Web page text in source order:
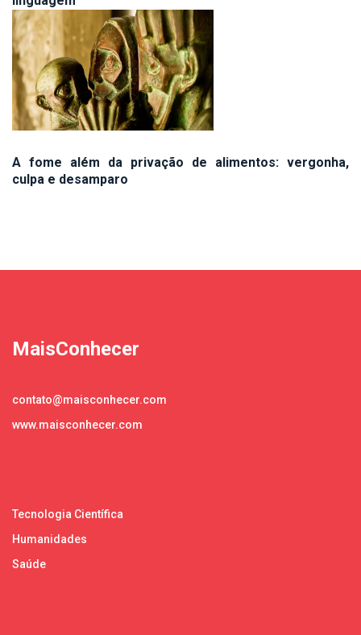
A fome além da privação de alimentos: vergonha,
culpa e desamparo
MaisConhecer
contato@maisconhecer.com
www.maisconhecer.com
Tecnologia Científica
Humanidades
Saúde